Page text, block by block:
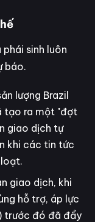
sinh luôn
báo.
lượng Brazil
tạo ra một "đợt
giao dịch tự
khi các tin tức
giao dịch, khi
hỗ trợ, áp lực
trước đó đã đẩy